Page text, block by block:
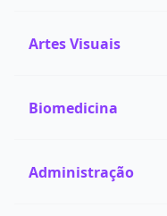
Universidade de São
Sul (UFRGS)
Engenharia de
para o curso em
Artes Visuais
Biomedicina
Administração